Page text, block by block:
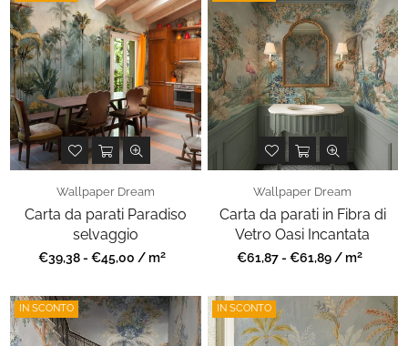
Wallpaper Dream
Carta da parati Paradiso
selvaggio
Prezzo
€39,38 - €45,00 / m2
Wallpaper Dream
Carta da parati in Fibra di
Vetro Oasi Incantata
Prezzo
€61,87 - €61,89 / m2
IN SCONTO IN SCONTO